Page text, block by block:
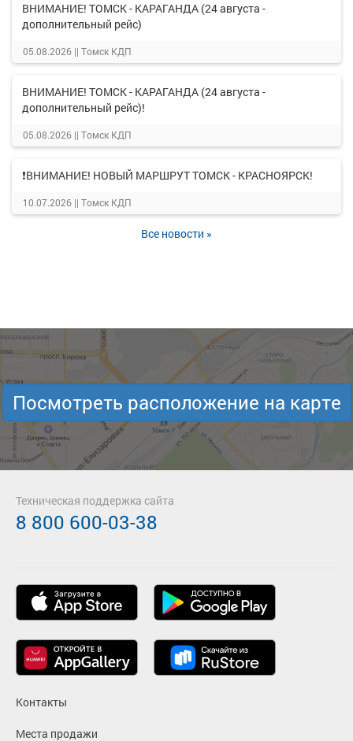
ВНИМАНИЕ! ТОМСК - КАРАГАНДА (24 августа -
дополнительный рейс)
05.08.2026 || Томск КДП
ВНИМАНИЕ! ТОМСК - КАРАГАНДА (24 августа -
дополнительный рейс)!
05.08.2026 || Томск КДП
❗ВНИМАНИЕ! НОВЫЙ МАРШРУТ ТОМСК - КРАСНОЯРСК!
10.07.2026 || Томск КДП
Все новости »
Посмотреть расположение на карте
Контакты
Места продажи
Техническая поддержка сайта
8 800 600-03-38